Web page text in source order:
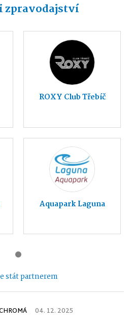
zpravodajství
ROXY Club Třebíč
Aquapark Laguna
stát partnerem
04. 12. 2025